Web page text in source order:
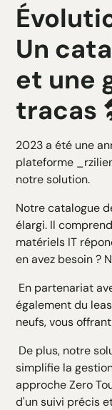
Un
et une
tracas
2023 a été une
plateforme
notre solution.
Notre catalogue
élargi. Il
matériels IT
en avez besoin ?
En partenariat
également du
neufs, vous
De plus, notre
simplifie la
approche Zero
d'un suivi précis